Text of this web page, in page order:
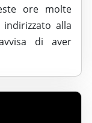
ore molte
alla
di aver